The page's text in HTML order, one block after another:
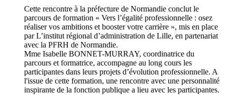
Cette rencontre à la préfecture de Normandie conclut le
parcours de formation « Vers l’égalité professionnelle : osez
réaliser vos ambitions et booster votre carrière », mis en place
par L’institut régional d’administration de Lille, en partenariat
avec la PFRH de Normandie.
Mme Isabelle BONNET-MURRAY, coordinatrice du
parcours et formatrice, accompagne au long cours les
participantes dans leurs projets d’évolution professionnelle. A
l'issue de cette formation, une rencontre avec une personnalité
inspirante de la fonction publique a lieu avec les participantes.